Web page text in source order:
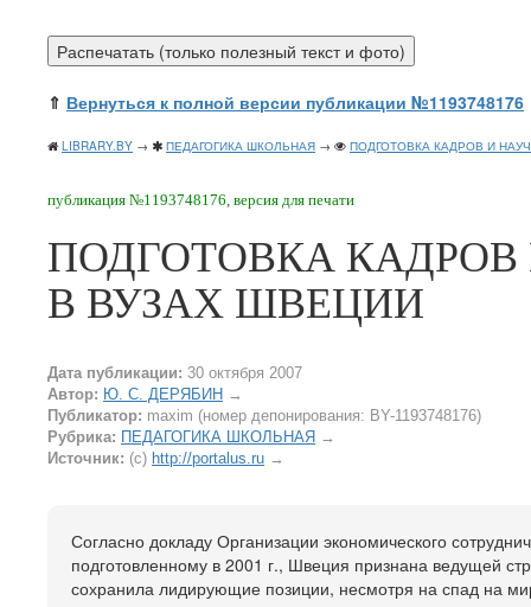
⇑ Вернуться к полной версии публикации №1193748176
LIBRARY.BY → ПЕДАГОГИКА ШКОЛЬНАЯ → ПОДГОТОВКА КАДРОВ И
публикация №1193748176, версия для печати
ПОДГОТОВКА
В ВУЗАХ ШВЕЦИИ
Дата публикации: 30 октября 2007
Автор: Ю. С. ДЕРЯБИН →
Публикатор: maxim (номер депонирования: BY-1193748176)
Рубрика: ПЕДАГОГИКА ШКОЛЬНАЯ →
Источник: (c) http://portalus.ru →
Согласно докладу Организации экономического
подготовленному в 2001 г., Швеция признана ведущей
сохранила лидирующие позиции, несмотря на спад на